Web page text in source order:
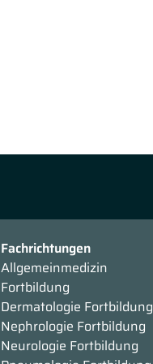
Fachrichtungen
Allgemeinmedizin
Fortbildung
Dermatologie Fortbildung
Nephrologie Fortbildung
Neurologie Fortbildung